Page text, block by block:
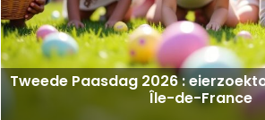
Tweede Paasdag 2026 :
Île-de-France